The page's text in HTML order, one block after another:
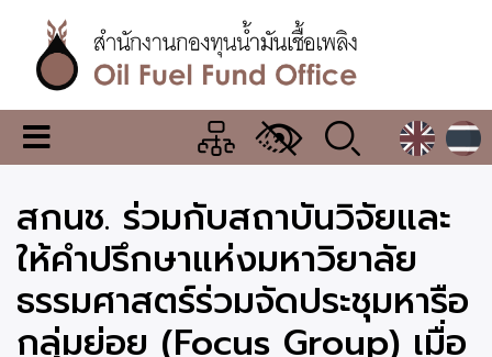
content
สำนักงาน
กองทุน
น้ำมัน
เชื้อ
เพลิง
เมนู
เปลี่ยน
แสดง
ผล
สกนช. ร่วมกับสถาบันวิจัยและ
ให้คำปรึกษาแห่งมหาวิยาลัย
ธรรมศาสตร์ร่วมจัดประชุมหารือ
กลุ่มย่อย (Focus Group) เมื่อ